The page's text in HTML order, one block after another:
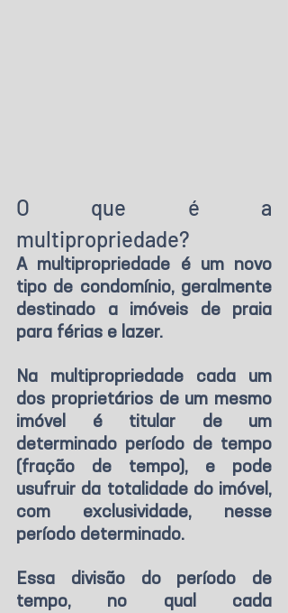
O que é a
multipropriedade?
A multipropriedade é um novo
tipo de condomínio, geralmente
destinado a imóveis de praia
para férias e lazer.
Na multipropriedade cada um
dos proprietários de um mesmo
imóvel é titular de um
determinado período de tempo
(fração de tempo), e pode
usufruir da totalidade do imóvel,
com exclusividade, nesse
período determinado.
Essa divisão do período de
tempo, no qual cada